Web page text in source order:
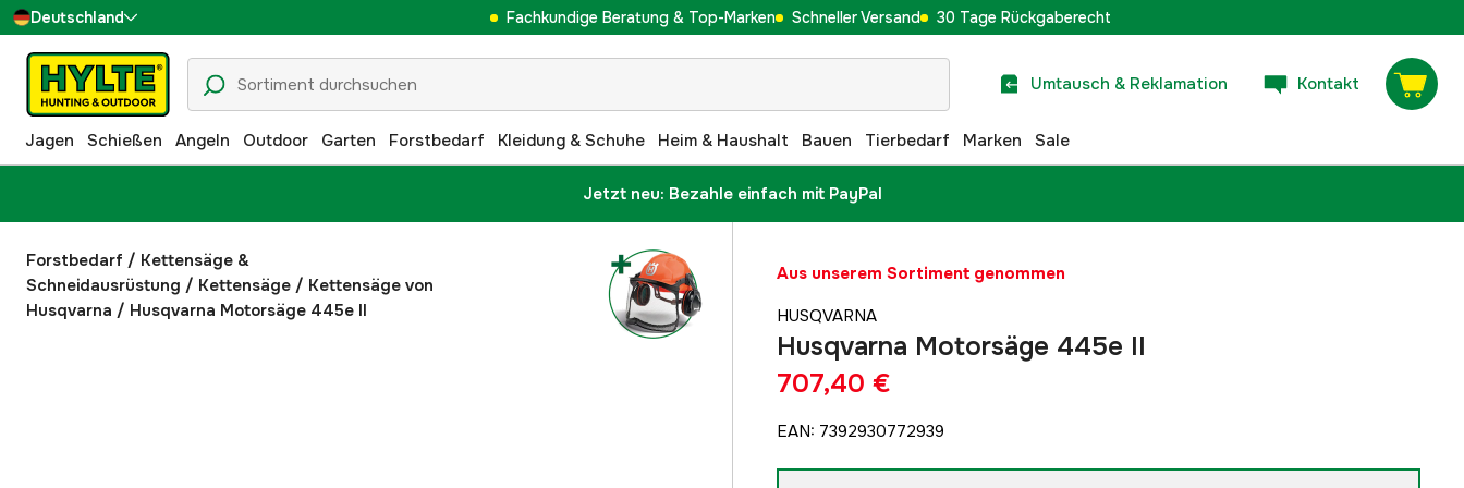
Deutschland
Sverige
Danmark
Suomi
Fachkundige Beratung & Top-Marken Schneller Versand 30 Tage Rückgaberecht
Umtausch & Reklamation Kontakt
Jagen Schießen Angeln Outdoor Garten Forstbedarf Kleidung & Schuhe Heim & Haushalt Bauen Tierbedarf Marken Sale
Jetzt neu: Bezahle einfach mit PayPal
Forstbedarf / Kettensäge &
Schneidausrüstung / Kettensäge / Kettensäge von
Husqvarna / Husqvarna Motorsäge 445e II
Aus unserem Sortiment genommen
HUSQVARNA
Husqvarna Motorsäge 445e II
707,40 €
EAN: 7392930772939